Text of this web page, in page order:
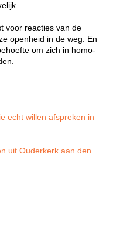
voor reacties van de
openheid in de weg. En
om zich in homo-
echt willen afspreken in
uit Ouderkerk aan den